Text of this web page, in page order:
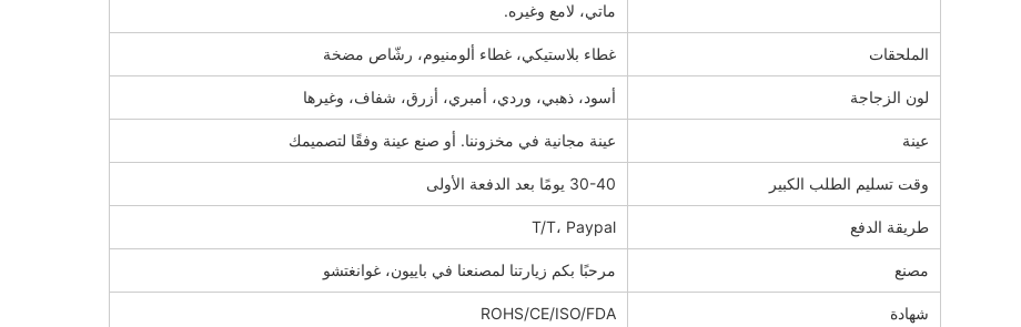
ماتي، لامع وغيره.
الملحقات غطاء بلاستيكي، غطاء ألومنيوم، رشّاص مضخة
لون الزجاجة أسود، ذهبي، وردي، أمبري، أزرق، شفاف، وغيرها
عينة عينة مجانية في مخزوننا. أو صنع عينة وفقًا لتصميمك
وقت تسليم الطلب الكبير 30-40 يومًا بعد الدفعة الأولى
طريقة الدفع T/T، Paypal
مصنع مرحبًا بكم زيارتنا لمصنعنا في باييون، غوانغتشو
شهادة ROHS/CE/ISO/FDA